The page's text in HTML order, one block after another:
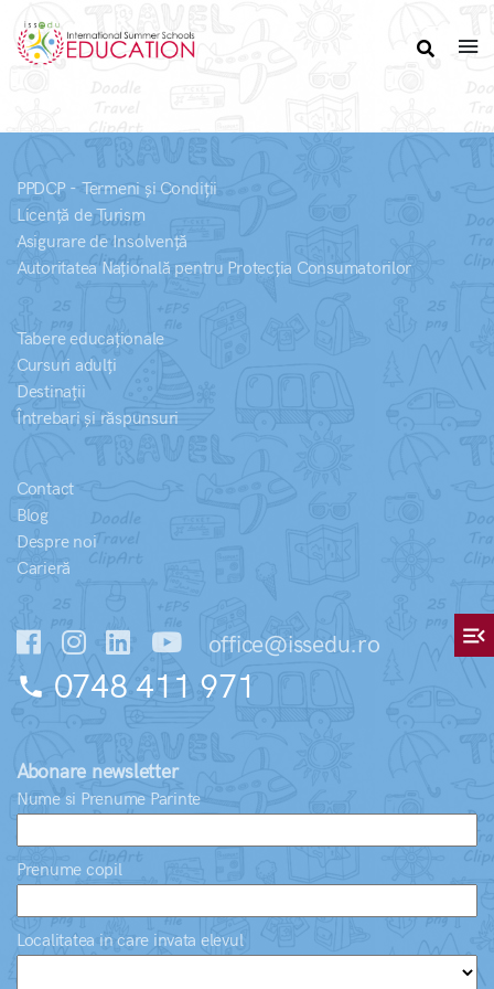
menu_open
PPDCP - Termeni și Condiții
Licență de Turism
Asigurare de Insolvență
Autoritatea Națională pentru Protecția Consumatorilor
Tabere educaționale
Cursuri adulți
Destinații
Întrebari și răspunsuri
Contact
Blog
Despre noi
Carieră
office@issedu.ro
phone 0748 411 971
Abonare newsletter
Nume si Prenume Parinte
Prenume copil
Localitatea in care invata elevul